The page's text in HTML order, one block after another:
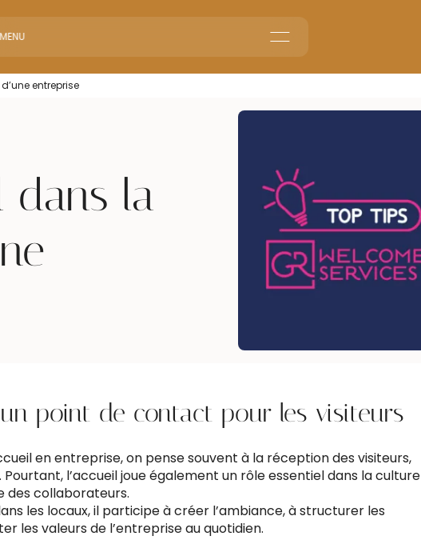
MENU
Homeentreprise
dans la
point de contact pour les visiteurs
en entreprise, on pense souvent à la réception des visiteurs,
l’accueil joue également un rôle essentiel dans la culture
des collaborateurs.
les locaux, il participe à créer l’ambiance, à structurer les
les valeurs de l’entreprise au quotidien.